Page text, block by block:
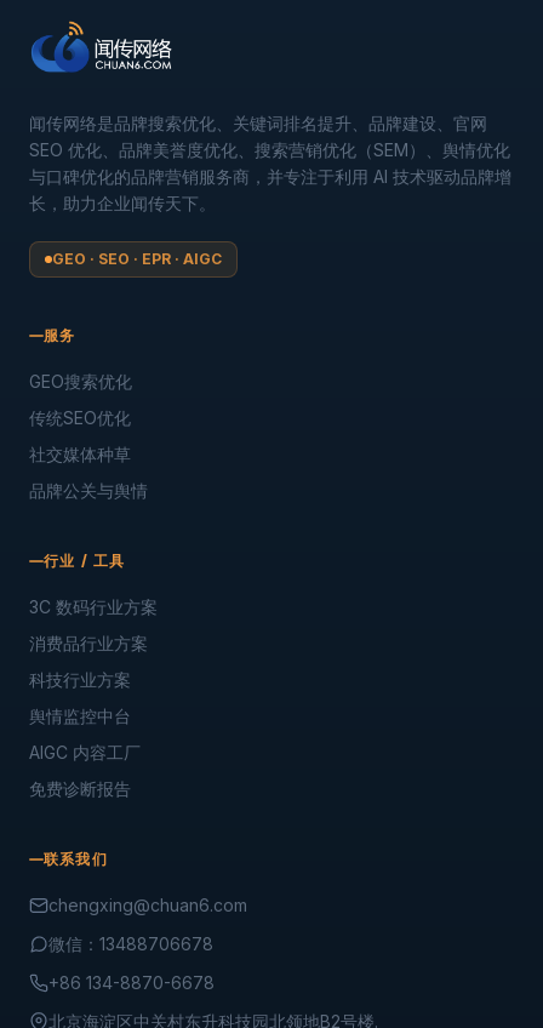
闻传网络是品牌搜索优化、关键词排名提升、品牌建设、官网
SEO 优化、品牌美誉度优化、搜索营销优化（SEM）、舆情优化
与口碑优化的品牌营销服务商，并专注于利用 AI 技术驱动品牌增
长，助力企业闻传天下。
GEO · SEO · EPR · AIGC
服务
GEO搜索优化
传统SEO优化
社交媒体种草
品牌公关与舆情
行业 / 工具
3C 数码行业方案
消费品行业方案
科技行业方案
舆情监控中台
AIGC 内容工厂
免费诊断报告
联系我们
chengxing@chuan6.com
微信：13488706678
+86 134-8870-6678
北京海淀区中关村东升科技园北领地B2号楼.